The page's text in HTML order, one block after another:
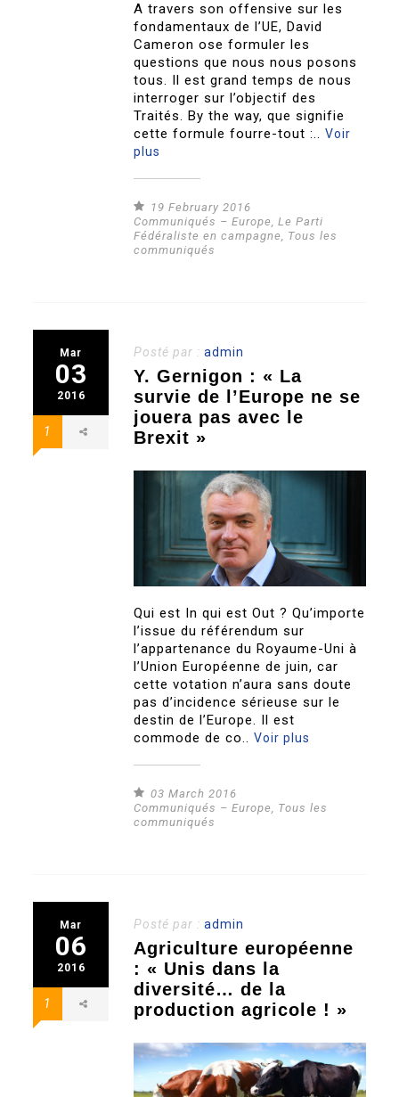
A travers son offensive sur les
fondamentaux de l’UE, David
Cameron ose formuler les
questions que nous nous posons
tous. Il est grand temps de nous
interroger sur l’objectif des
Traités. By the way, que signifie
cette formule fourre-tout :..Voir
plus
19 February 2016
Communiqués – Europe,Le Parti
Fédéraliste en campagne, Tous les
communiqués
Mar
03
2016
1
Posté par :admin
Y. Gernigon : « La
survie de l’Europe ne se
jouera pas avec le
Brexit »
Qui est In qui est Out ? Qu’importe
l’issue du référendum sur
l’appartenance du Royaume-Uni à
l’Union Européenne de juin, car
cette votation n’aura sans doute
pas d’incidence sérieuse sur le
destin de l’Europe. Il est
commode de co..Voir plus
03 March 2016
Communiqués – Europe, Tous les
communiqués
Mar
06
2016
1
Posté par :admin
Agriculture européenne
: « Unis dans la
diversité… de la
production agricole ! »